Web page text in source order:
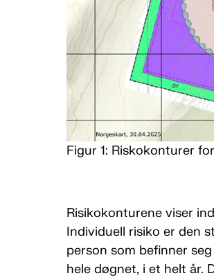
Figur 1: Riskokonturer
Risikokonturene viser
Individuell risiko er den
person som befinner
hele døgnet, i et helt år.